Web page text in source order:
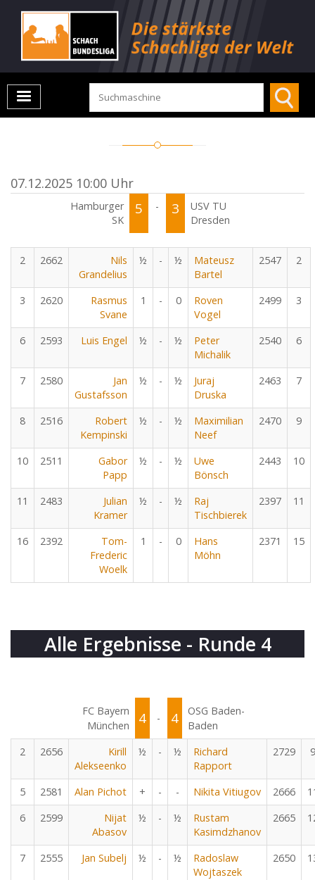
07.12.2025 10:00 Uhr
Hamburger
SK
5 - 3
USV TU
Dresden
2 2662
Nils
Grandelius
½ - ½
Mateusz
Bartel
2547 2
3 2620
Rasmus
Svane
1 - 0
Roven
Vogel
2499 3
6 2593 Luis Engel ½ - ½
Peter
Michalik
2540 6
7 2580
Jan
Gustafsson
½ - ½
Juraj
Druska
2463 7
8 2516
Robert
Kempinski
½ - ½
Maximilian
Neef
2470 9
10 2511
Gabor
Papp
½ - ½
Uwe
Bönsch
2443 10
11 2483
Julian
Kramer
½ - ½
Raj
Tischbierek
2397 11
16 2392
Tom-
Frederic
Woelk
1 - 0
Hans
Möhn
2371 15
Alle Ergebnisse - Runde 4
FC Bayern
München
4 - 4
OSG Baden-
Baden
2
2656
Kirill
Alekseenko
½ - ½
Richard
Rapport
2729 9
5 2581 Alan Pichot + - - Nikita Vitiugov 2666
6
2599
Nijat
Abasov
½ - ½
Rustam
Kasimdzhanov
2665
7 2555 Jan Subelj ½ - ½
Radoslaw
Wojtaszek
2650